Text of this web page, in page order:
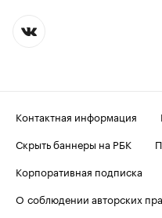
Контактная информация
Скрыть баннеры на РБК
Корпоративная подписка
О соблюдении авторских